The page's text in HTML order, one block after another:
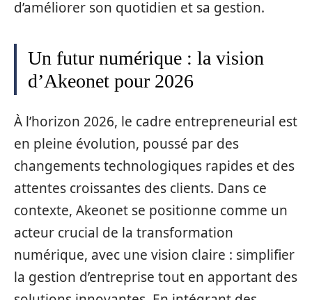
d’améliorer son quotidien et sa gestion.
Un futur numérique : la vision
d’Akeonet pour 2026
À l’horizon 2026, le cadre entrepreneurial est
en pleine évolution, poussé par des
changements technologiques rapides et des
attentes croissantes des clients. Dans ce
contexte, Akeonet se positionne comme un
acteur crucial de la transformation
numérique, avec une vision claire : simplifier
la gestion d’entreprise tout en apportant des